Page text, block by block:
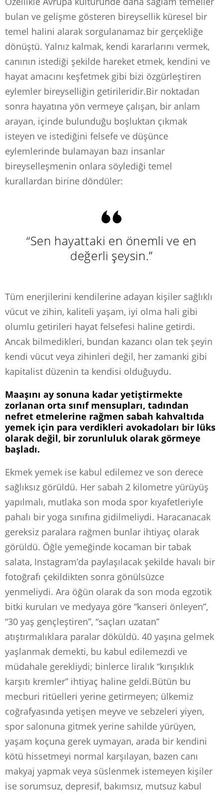
bulan ve gelişme gösteren bireysellik küresel bir
temel halini alarak sorgulanamaz bir gerçekliğe
dönüştü. Yalnız kalmak, kendi kararlarını vermek,
canının istediği şekilde hareket etmek, kendini ve
hayat amacını keşfetmek gibi bizi özgürleştiren
eylemler bireyselliğin getirileridir.Bir noktadan
sonra hayatına yön vermeye çalışan, bir anlam
arayan, içinde bulunduğu boşluktan çıkmak
isteyen ve istediğini felsefe ve düşünce
eylemlerinde bulamayan bazı insanlar
bireyselleşmenin onlara söylediği temel
kurallardan birine döndüler:
“Sen hayattaki en önemli ve en
değerli şeysin.”
Tüm enerjilerini kendilerine adayan kişiler sağlıklı
vücut ve zihin, kaliteli yaşam, iyi olma hali gibi
olumlu getirileri hayat felsefesi haline getirdi.
Ancak bilmedikleri, bundan kazancı olan tek şeyin
kendi vücut veya zihinleri değil, her zamanki gibi
kapitalist düzenin ta kendisi olduğuydu.
Maaşını ay sonuna kadar yetiştirmekte
zorlanan orta sınıf mensupları, tadından
nefret etmelerine rağmen sabah kahvaltıda
yemek için para verdikleri avokadoları bir lüks
olarak değil, bir zorunluluk olarak görmeye
başladı.
Ekmek yemek ise kabul edilemez ve son derece
sağlıksız görüldü. Her sabah 2 kilometre yürüyüş
yapılmalı, mutlaka son moda spor kıyafetleriyle
pahalı bir yoga sınıfına gidilmeliydi. Haracanacak
gereksiz paralara rağmen bunlar ihtiyaç olarak
görüldü. Öğle yemeğinde kocaman bir tabak
salata, Instagram’da paylaşılacak şekilde havalı bir
fotoğrafı çekildikten sonra gönülsüzce
yenmeliydi. Ara öğün olarak da son moda egzotik
bitki kuruları ve medyaya göre “kanseri önleyen”,
“30 yaş gençleştiren”, “saçları uzatan”
atıştırmalıklara paralar döküldü. 40 yaşına gelmek
yaşlanmak demekti, bu kabul edilemezdi ve
müdahale gerekliydi; binlerce liralık “kırışıklık
karşıtı kremler” ihtiyaç haline geldi.Bütün bu
mecburi ritüelleri yerine getirmeyen; ülkemiz
coğrafyasında yetişen meyve ve sebzeleri yiyen,
spor salonuna gitmek yerine sahilde yürüyen,
yaşam koçuna gerek uymayan, arada bir kendini
kötü hissetmeyi normal karşılayan, bazen canı
makyaj yapmak veya süslenmek istemeyen kişiler
ise sorumsuz, depresif, bakımsız, mutsuz kabul